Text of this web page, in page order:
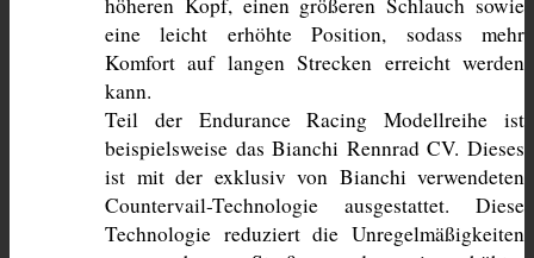
eine leicht erhöhte Position, sodass mehr
Komfort auf langen Strecken erreicht werden
kann.
Teil der Endurance Racing Modellreihe ist
beispielsweise das Bianchi Rennrad CV. Dieses
ist mit der exklusiv von Bianchi verwendeten
Countervail-Technologie ausgestattet. Diese
Technologie reduziert die Unregelmäßigkeiten